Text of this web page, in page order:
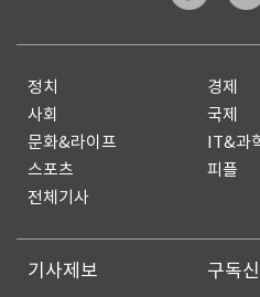
정치 경제
사회
국제
문화&라이프
IT&과
스포츠
피플
전체기사
기사제보 구독